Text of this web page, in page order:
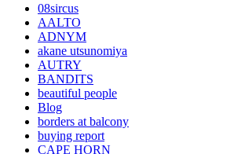
08sircus
AALTO
ADNYM
akane utsunomiya
AUTRY
BANDITS
beautiful people
Blog
borders at balcony
buying report
CAPE HORN